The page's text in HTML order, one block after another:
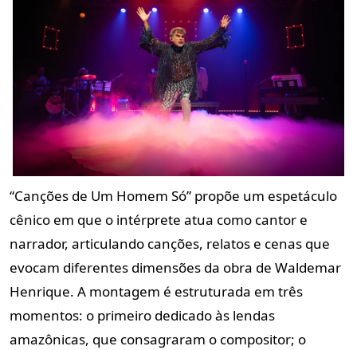
“Canções de Um Homem Só” propõe um espetáculo
cênico em que o intérprete atua como cantor e
narrador, articulando canções, relatos e cenas que
evocam diferentes dimensões da obra de Waldemar
Henrique. A montagem é estruturada em três
momentos: o primeiro dedicado às lendas
amazônicas, que consagraram o compositor; o